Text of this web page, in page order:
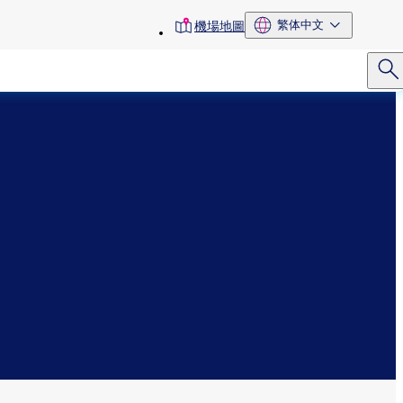
toolbar機場地圖 繁体中文